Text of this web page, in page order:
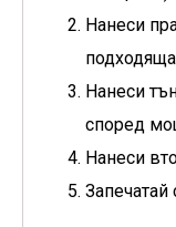
Нанеси
Нанеси
според
Нанеси